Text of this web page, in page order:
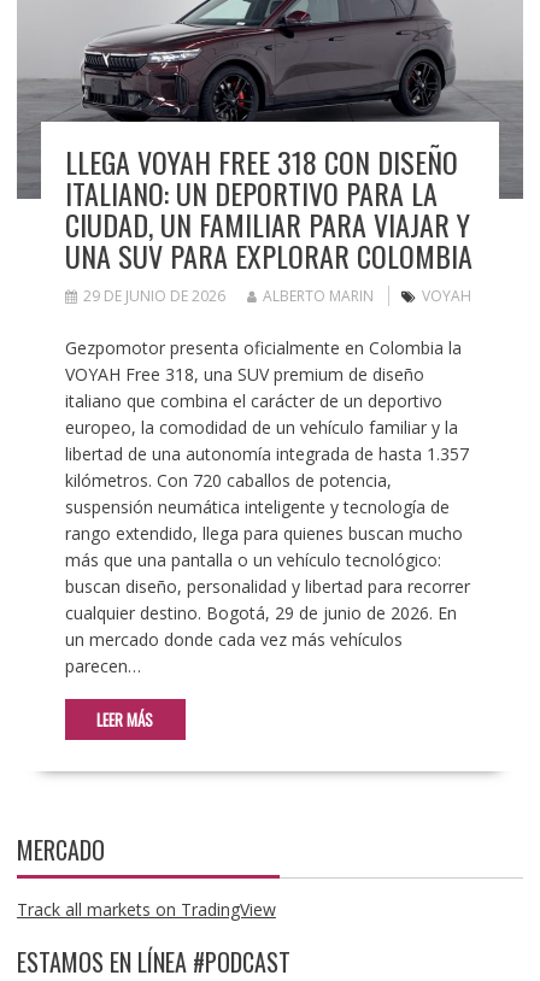
LLEGA VOYAH FREE 318 CON DISEÑO
ITALIANO: UN DEPORTIVO PARA LA
CIUDAD, UN FAMILIAR PARA VIAJAR Y
UNA SUV PARA EXPLORAR COLOMBIA
29 DE JUNIO DE 2026 ALBERTO MARIN VOYAH
Gezpomotor presenta oficialmente en Colombia la
VOYAH Free 318, una SUV premium de diseño
italiano que combina el carácter de un deportivo
europeo, la comodidad de un vehículo familiar y la
libertad de una autonomía integrada de hasta 1.357
kilómetros. Con 720 caballos de potencia,
suspensión neumática inteligente y tecnología de
rango extendido, llega para quienes buscan mucho
más que una pantalla o un vehículo tecnológico:
buscan diseño, personalidad y libertad para recorrer
cualquier destino. Bogotá, 29 de junio de 2026. En
un mercado donde cada vez más vehículos
parecen…
LEER MÁS
MERCADO
Track all markets on TradingView
ESTAMOS EN LÍNEA #PODCAST